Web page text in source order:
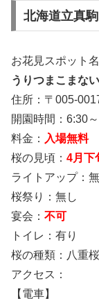
北海道立真
お花見スポット名
うりつまこまな
住所：〒005-
開園時間：6:30
料金： 入場無料
桜の見頃： 4月下
ライトアップ：
桜祭り：無し
宴会： 不可
トイレ：有り
桜の種類：八重
アクセス：
【電車】